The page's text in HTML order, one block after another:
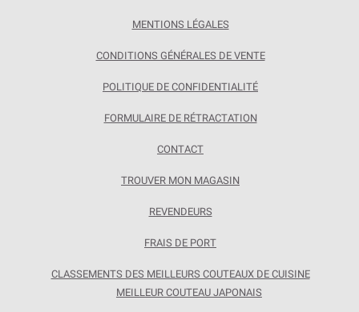
MENTIONS LÉGALES
CONDITIONS GÉNÉRALES DE VENTE
POLITIQUE DE CONFIDENTIALITÉ
FORMULAIRE DE RÉTRACTATION
CONTACT
TROUVER MON MAGASIN
REVENDEURS
FRAIS DE PORT
CLASSEMENTS DES MEILLEURS COUTEAUX DE CUISINE
MEILLEUR COUTEAU JAPONAIS